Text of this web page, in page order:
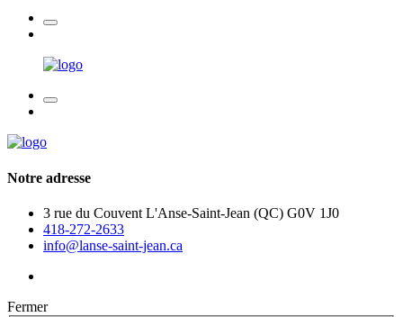
Notre adresse
3 rue du Couvent L'Anse-Saint-Jean (QC) G0V 1J0
418-272-2633
info@lanse-saint-jean.ca
Fermer